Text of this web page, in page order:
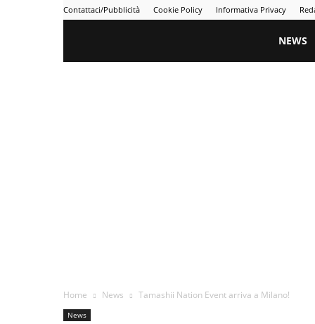
Contattaci/Pubblicità Cookie Policy Informativa Privacy
NEWS
Home News Tamashii Nation Event arriva a Milano!
News